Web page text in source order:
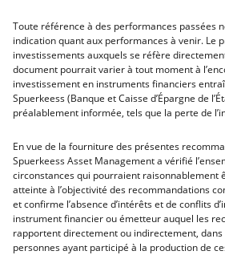
Toute référence à des performances passées
indication quant aux performances à venir. Le
investissements auxquels se réfère
document pourrait varier à tout moment à
investissement en instruments financiers
Spuerkeess (Banque et Caisse d’Épargne de
préalablement informée, tels que la perte de
En vue de la fourniture des présentes
Spuerkeess Asset Management a vérifié
circonstances qui pourraient raisonnablement
atteinte à l’objectivité des recommandations
et confirme l’absence d’intérêts et de conflits
instrument financier ou émetteur auquel les
rapportent directement ou indirectement, dans
personnes ayant participé à la production de